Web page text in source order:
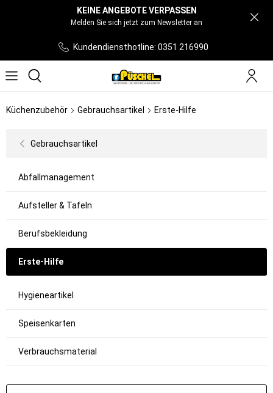
KEINE ANGEBOTE VERPASSEN
Melden Sie sich jetzt zum Newsletter an
Kundendiensthotline: 0351 216990
Küchenzubehör Gebrauchsartikel Erste-Hilfe
Gebrauchsartikel
Abfallmanagement
Aufsteller & Tafeln
Berufsbekleidung
Erste-Hilfe
Hygieneartikel
Speisenkarten
Verbrauchsmaterial